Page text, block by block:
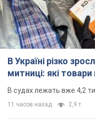
В Україні різко
митниці: які товари
В судах лежать вже 4,2
11 часов назад 2,9 т.